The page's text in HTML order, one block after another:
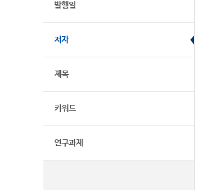
발행일
저자
제목
키워드
연구과제